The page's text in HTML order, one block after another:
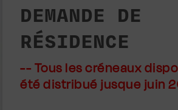
DEMANDE DE
RÉSIDENCE
-- Tous les créneaux
été distribué jusque juin